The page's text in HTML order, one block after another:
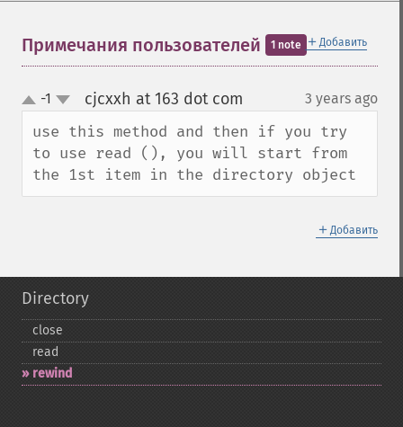
＋ Добавить
Примечания пользователей 1 note
up
down
-1 cjcxxh at 163 dot com 3 years ago
use this method and then if you try
to use read (), you will start from
the 1st item in the directory object
＋ Добавить
Directory
close
read
rewind